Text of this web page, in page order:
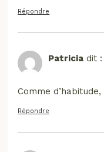
Répondre
Patricia dit :
Comme
Répondre